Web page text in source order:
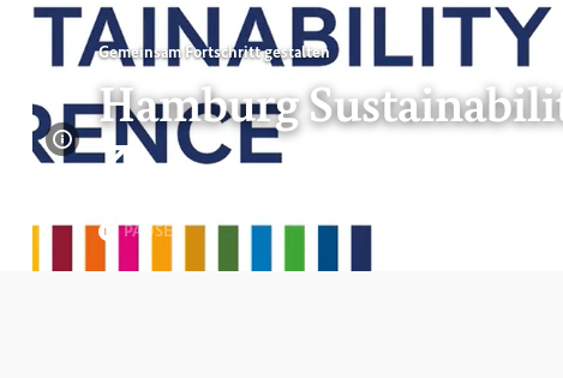
begegnen
PAUSE